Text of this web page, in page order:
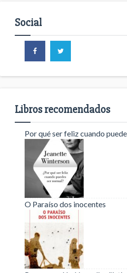
Social
Libros recomendados
Por qué ser feliz cuando
O Paraíso dos inocentes